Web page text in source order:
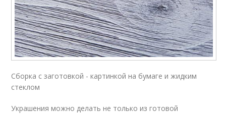
Сборка с заготовкой - картинкой на бумаге и жидким
стеклом
Украшения можно делать не только из готовой